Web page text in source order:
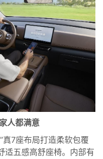
人都满意
7座布局打造柔软包覆
适五感高舒座椅。内部有